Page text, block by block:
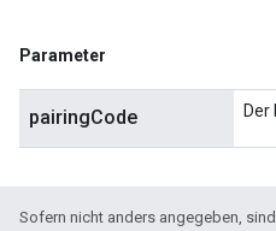
Parameter
pairingCode Der
Sofern nicht anders angegeben,